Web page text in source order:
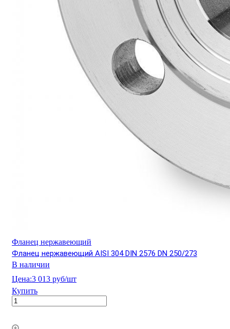
Фланец нержавеющий
Фланец нержавеющий AISI 304 DIN 2576 DN 250/273
В наличии
Цена:3 013 руб/шт
Купить